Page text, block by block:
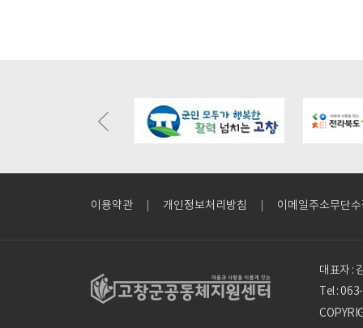
bbs/board.php?https://gochangmaeul.kr/bbs/board.php?
bo_table=m05_01&wr_id=10
이용약관 개인정보처리방침 이메일주소무단
대표자 :
Tel :